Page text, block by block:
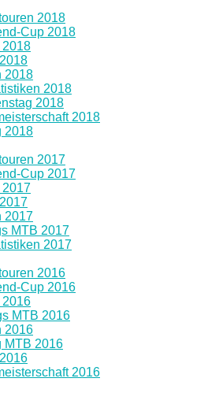
2018
Cup 2018
2018
2018
2018
2018
2018
2018
2017
Cup 2017
2017
2017
MTB 2017
2017
2016
Cup 2016
2016
MTB 2016
2016
MTB 2016
2016